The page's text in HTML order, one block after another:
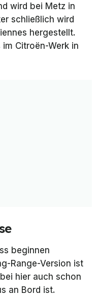
wird bei Metz in
schließlich wird
hergestellt.
Citroën-Werk in
beginnen
Range-Version ist
hier auch schon
an Bord ist.